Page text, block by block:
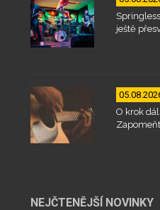
ještě
O krok
NEJČTENĚJŠÍ NOVINKY